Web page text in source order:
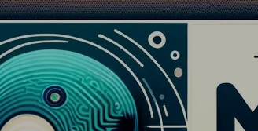
Vägen till AI-transformation